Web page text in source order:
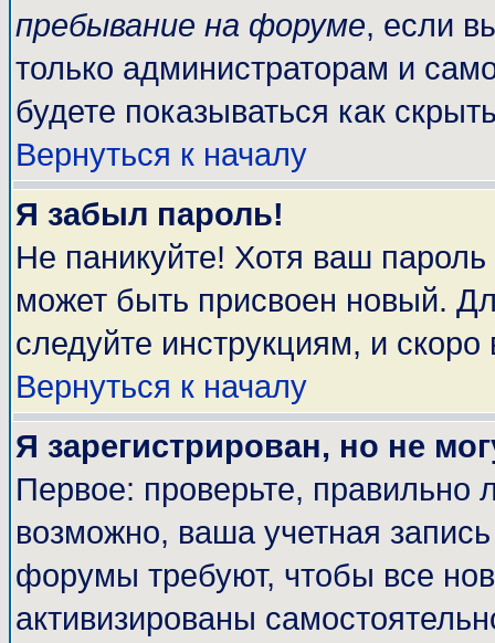
пребывание на форуме, если
только администраторам и
будете показываться как
Вернуться к началу
Я забыл пароль!
Не паникуйте! Хотя ваш
может быть присвоен новый.
следуйте инструкциям, и
Вернуться к началу
Я зарегистрирован, но не
Первое: проверьте, правильно
возможно, ваша учетная
форумы требуют, чтобы все
активизированы